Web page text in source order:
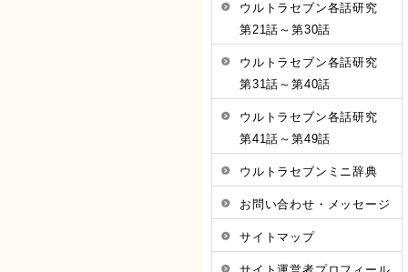
ウルトラセブン各話研究
第21話～第30話
ウルトラセブン各話研究
第31話～第40話
ウルトラセブン各話研究
第41話～第49話
ウルトラセブンミニ辞典
お問い合わせ・メッセージ
サイトマップ